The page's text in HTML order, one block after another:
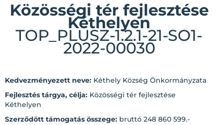
Közösségi tér fejlesztése
Kéthelyen
TOP_PLUSZ-1.2.1-21-SO1-
2022-00030
Kedvezményezett neve: Kéthely Község Önkormányzata
Fejlesztés tárgya, célja: Közösségi tér fejlesztése
Kéthelyen
Szerződött támogatás összege: bruttó 248 860 599.-